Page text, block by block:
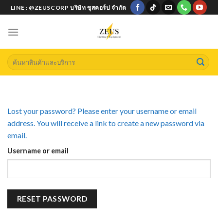
Skip
to
content
LINE : @ZEUSCORP บริษัท ซุสคอร์ป จำกัด
Search
for:
Lost your password? Please enter your username or email
address. You will receive a link to create a new password via
email.
Username or email
RESET PASSWORD